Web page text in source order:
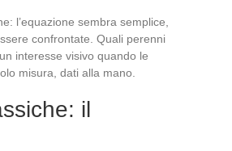
l’equazione sembra semplice,
confrontate. Quali perenni
interesse visivo quando le
misura, dati alla mano.
il